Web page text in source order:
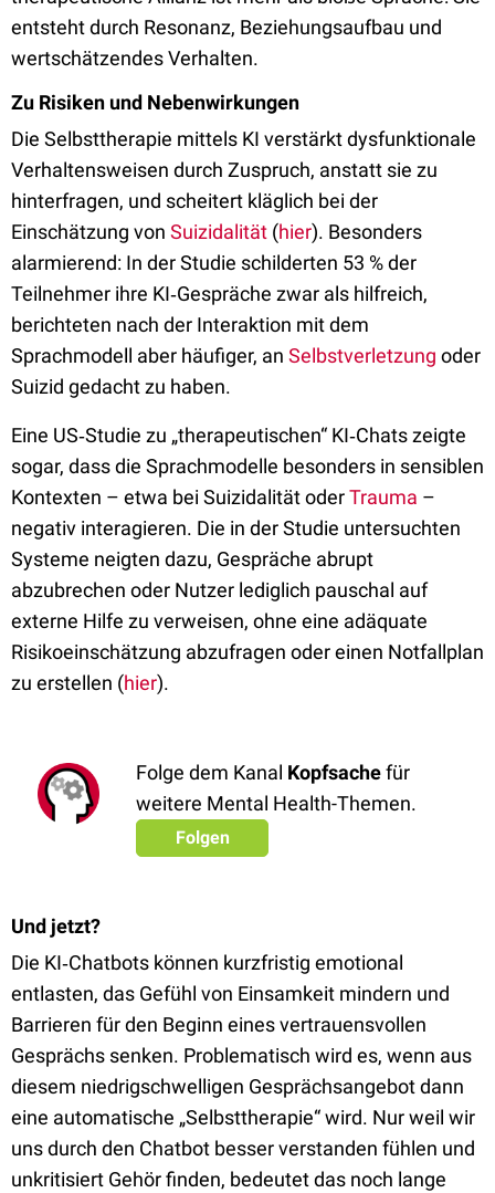
entsteht durch Resonanz, Beziehungsaufbau und
wertschätzendes Verhalten.
Zu Risiken und Nebenwirkungen
Die Selbsttherapie mittels KI verstärkt dysfunktionale
Verhaltensweisen durch Zuspruch, anstatt sie zu
hinterfragen, und scheitert kläglich bei der
Einschätzung von Suizidalität (hier). Besonders
alarmierend: In der Studie schilderten 53 % der
Teilnehmer ihre KI‑Gespräche zwar als hilfreich,
berichteten nach der Interaktion mit dem
Sprachmodell aber häufiger, an Selbstverletzung oder
Suizid gedacht zu haben.
Eine US‑Studie zu „therapeutischen“ KI‑Chats zeigte
sogar, dass die Sprachmodelle besonders in sensiblen
Kontexten – etwa bei Suizidalität oderTrauma –
negativ interagieren. Die in der Studie untersuchten
Systeme neigten dazu, Gespräche abrupt
abzubrechen oder Nutzer lediglich pauschal auf
externe Hilfe zu verweisen, ohne eine adäquate
Risikoeinschätzung abzufragen oder einen Notfallplan
zu erstellen (hier).
Folge dem Kanal Kopfsachefür
weitere Mental Health-Themen.
Folgen
Und jetzt?
Die KI‑Chatbots können kurzfristig emotional
entlasten, das Gefühl von Einsamkeit mindern und
Barrieren für den Beginn eines vertrauensvollen
Gesprächs senken. Problematisch wird es, wenn aus
diesem niedrigschwelligen Gesprächsangebot dann
eine automatische „Selbsttherapie“ wird. Nur weil wir
uns durch den Chatbot besser verstanden fühlen und
unkritisiert Gehör finden, bedeutet das noch lange